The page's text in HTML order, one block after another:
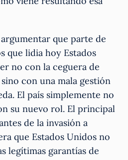
que parte de
que lidia hoy Estados
no con la ceguera de
con una mala gestión
El país simplemente no
su nuevo rol. El principal
de la invasión a
que Estados Unidos no
legítimas garantías de